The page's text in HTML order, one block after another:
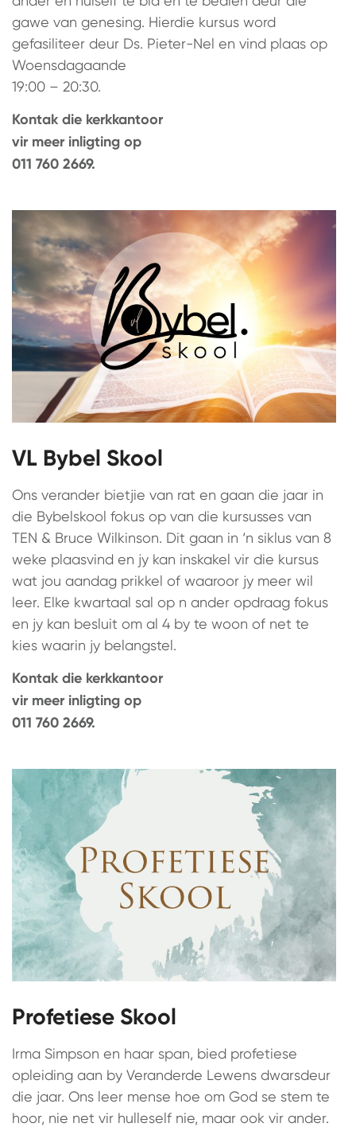
gawe van genesing. Hierdie kursus word
gefasiliteer deur Ds. Pieter-Nel en vind plaas op
Woensdagaande
19:00 – 20:30.
Kontak die kerkkantoor
vir meer inligting op
011 760 2669.
VL Bybel Skool
Ons verander bietjie van rat en gaan die jaar in
die Bybelskool fokus op van die kursusses van
TEN & Bruce Wilkinson. Dit gaan in ‘n siklus van 8
weke plaasvind en jy kan inskakel vir die kursus
wat jou aandag prikkel of waaroor jy meer wil
leer. Elke kwartaal sal op n ander opdraag fokus
en jy kan besluit om al 4 by te woon of net te
kies waarin jy belangstel.
Kontak die kerkkantoor
vir meer inligting op
011 760 2669.
Profetiese Skool
Irma Simpson en haar span, bied profetiese
opleiding aan by Veranderde Lewens dwarsdeur
die jaar. Ons leer mense hoe om God se stem te
hoor, nie net vir hulleself nie, maar ook vir ander.